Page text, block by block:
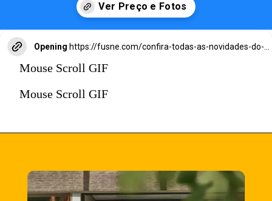
Opening https://fusne.com/confira-todas-as-novidades-do-corolla-cross-2024-veja-precos-e-versoes.html?tipo=amp
Mouse Scroll GIF
Mouse Scroll GIF